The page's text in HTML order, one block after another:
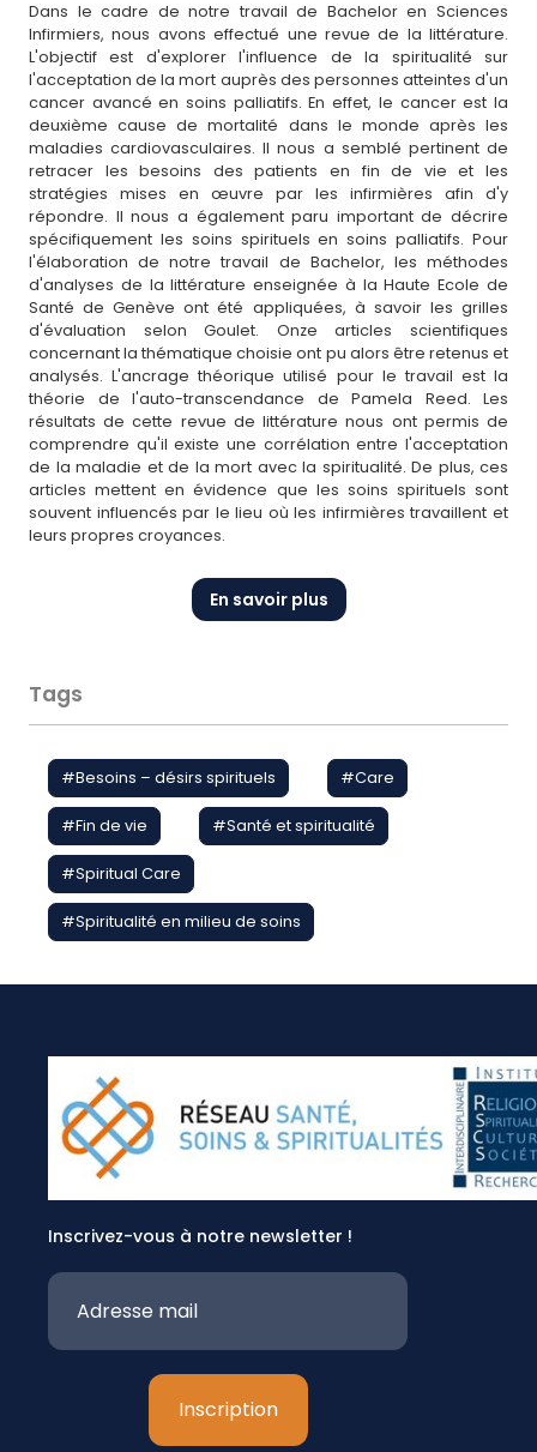
Dans le cadre de notre travail de Bachelor en Sciences
Infirmiers, nous avons effectué une revue de la littérature.
L'objectif est d'explorer l'influence de la spiritualité sur
l'acceptation de la mort auprès des personnes atteintes d'un
cancer avancé en soins palliatifs. En effet, le cancer est la
deuxième cause de mortalité dans le monde après les
maladies cardiovasculaires. Il nous a semblé pertinent de
retracer les besoins des patients en fin de vie et les
stratégies mises en œuvre par les infirmières afin d'y
répondre. Il nous a également paru important de décrire
spécifiquement les soins spirituels en soins palliatifs. Pour
l'élaboration de notre travail de Bachelor, les méthodes
d'analyses de la littérature enseignée à la Haute Ecole de
Santé de Genève ont été appliquées, à savoir les grilles
d'évaluation selon Goulet. Onze articles scientifiques
concernant la thématique choisie ont pu alors être retenus et
analysés. L'ancrage théorique utilisé pour le travail est la
théorie de l'auto-transcendance de Pamela Reed. Les
résultats de cette revue de littérature nous ont permis de
comprendre qu'il existe une corrélation entre l'acceptation
de la maladie et de la mort avec la spiritualité. De plus, ces
articles mettent en évidence que les soins spirituels sont
souvent influencés par le lieu où les infirmières travaillent et
leurs propres croyances.
En savoir plus
Tags
#Besoins – désirs spirituels #Care
#Fin de vie #Santé et spiritualité
#Spiritual Care
#Spiritualité en milieu de soins
Inscrivez-vous à notre newsletter !